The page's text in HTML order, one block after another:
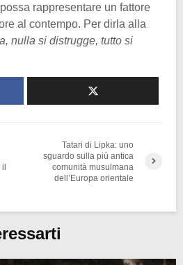
rappresentare un fattore
al contempo. Per dirla alla
nulla si distrugge, tutto si
il
Tatari di Lipka: uno
sguardo sulla più antica
comunità musulmana
dell’Europa orientale